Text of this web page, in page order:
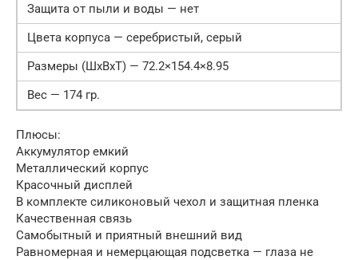
Защита от пыли и воды — нет
Цвета корпуса — серебристый, серый
Размеры (ШxВxТ) — 72.2×154.4×8.95
Вес — 174 гр.
Плюсы:
Аккумулятор емкий
Металлический корпус
Красочный дисплей
В комплекте силиконовый чехол и защитная пленка
Качественная связь
Самобытный и приятный внешний вид
Равномерная и немерцающая подсветка — глаза не